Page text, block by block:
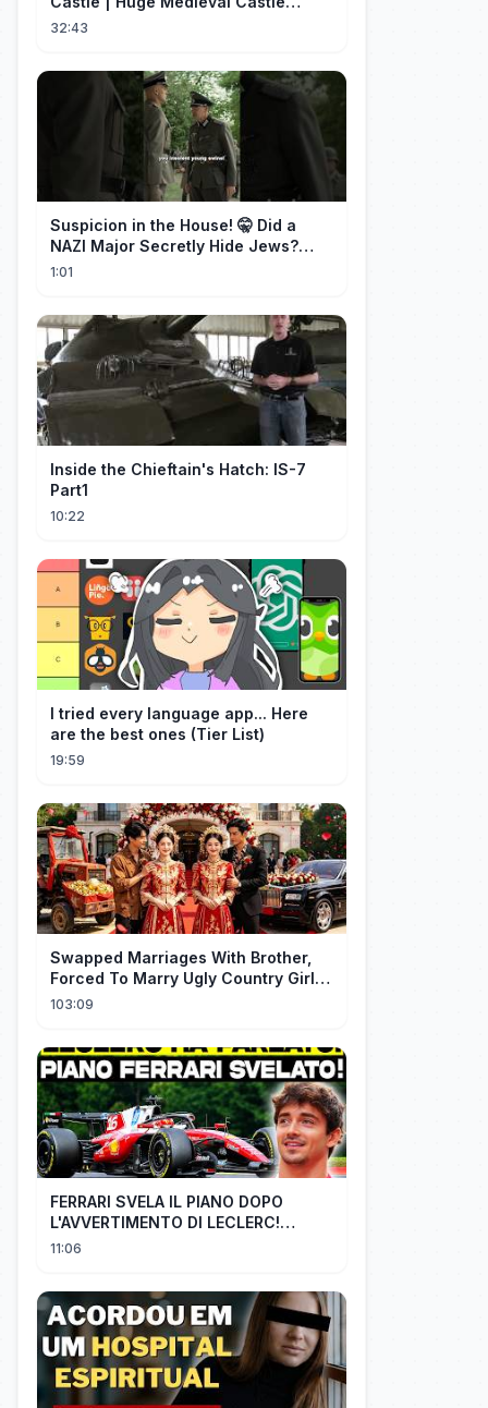
Tutorial - Part 1
32:43
Suspicion in the House! 🤫 Did a
NAZI Major Secretly Hide Jews?
#short #movie
1:01
Inside the Chieftain's Hatch: IS-7
Part1
10:22
I tried every language app... Here
are the best ones (Tier List)
19:59
Swapped Marriages With Brother,
Forced To Marry Ugly Country Girl—
He's A Gorgeous Billionaire CEO!
103:09
FERRARI SVELA IL PIANO DOPO
L'AVVERTIMENTO DI LECLERC!
AGGIORNAMENTI PAZZESCHI a
11:06